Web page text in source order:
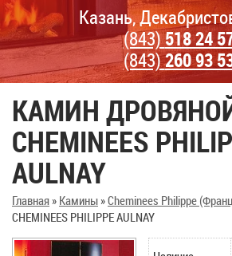
Казань,
(843)518 24
(843)260 93
КАМИН
CHEMINEES
AULNAY
Главная» Камины»Cheminees Philippe
CHEMINEES PHILIPPE AULNAY